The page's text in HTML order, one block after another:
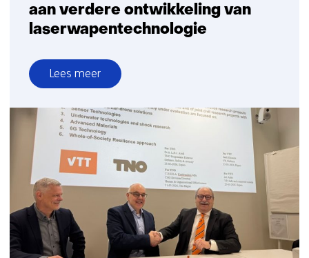
aan verdere ontwikkeling van
laserwapentechnologie
Lees meer
over
TNO
en
MBDA
werken
samen
aan
verdere
ontwikkeling
van
laserwapentechnologie